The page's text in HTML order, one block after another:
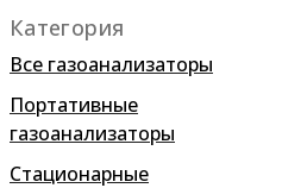
Категория
Все газоанализаторы
Портативные
газоанализаторы
Стационарные